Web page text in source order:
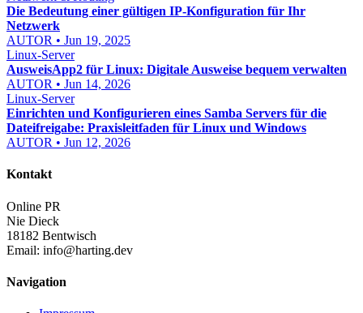
Die Bedeutung einer gültigen IP-Konfiguration für Ihr
Netzwerk
AUTOR • Jun 19, 2025
Linux-Server
AusweisApp2 für Linux: Digitale Ausweise bequem verwalten
AUTOR • Jun 14, 2026
Linux-Server
Einrichten und Konfigurieren eines Samba Servers für die
Dateifreigabe: Praxisleitfaden für Linux und Windows
AUTOR • Jun 12, 2026
Kontakt
Online PR
Nie Dieck
18182 Bentwisch
Email: info@harting.dev
Navigation